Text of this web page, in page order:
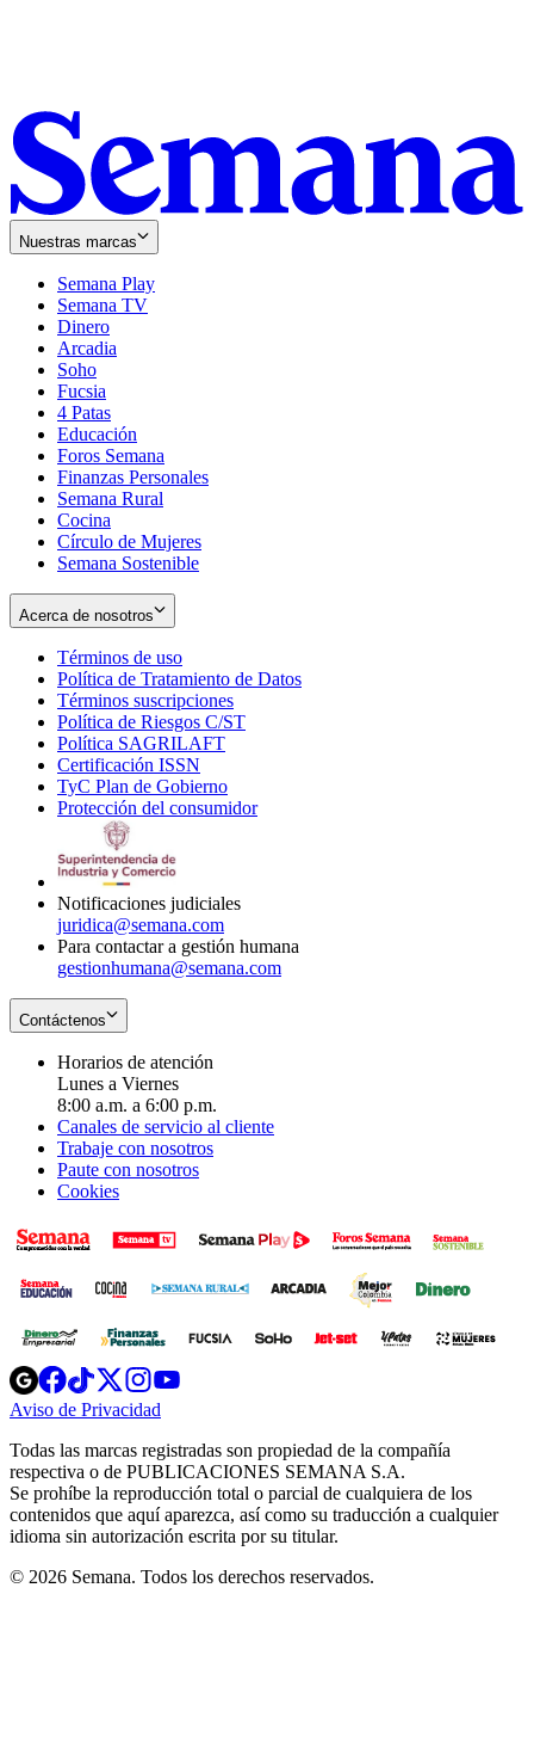
Nuestras marcas
Semana Play
Semana TV
Dinero
Arcadia
Soho
in
new
window
Fucsia
in
new
window
4 Patas
Educación
Foros Semana
Finanzas Personales
Semana Rural
Cocina
Círculo de Mujeres
Semana Sostenible
Acerca de nosotros
Términos de uso
in
new
window
Política de Tratamiento de Datos
Términos suscripciones
in
Política de Riesgos C/ST
Política SAGRILAFT
new
window
Certificación ISSN
in
new
TyC Plan de Gobierno
in
Protección del consumidorOpens
Notificaciones judiciales
juridica@semana.com
Para contactar a gestión humana
gestionhumana@semana.com
Contáctenos
Horarios de atención
Lunes a Viernes
8:00 a.m. a 6:00 p.m.
Canales de servicio al cliente
Trabaje con nosotros
Paute con nosotros
Cookies
Opens
in
new
Opens
in
new
Opens
in
new
window
Opens
new
windowwindow
Aviso de Privacidad
new
window
Todas las marcas registradas son propiedad de la compañía
respectiva o de PUBLICACIONES SEMANA S.A.
Se prohíbe la reproducción total o parcial de cualquiera de los
contenidos que aquí aparezca, así como su traducción a cualquier
idioma sin autorización escrita por su titular.
© 2026 Semana. Todos los derechos reservados.